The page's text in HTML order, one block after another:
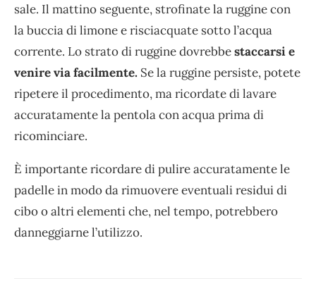
sale. Il mattino seguente, strofinate la ruggine con
la buccia di limone e risciacquate sotto l’acqua
corrente. Lo strato di ruggine dovrebbestaccarsi e
venire via facilmente. Se la ruggine persiste, potete
ripetere il procedimento, ma ricordate di lavare
accuratamente la pentola con acqua prima di
ricominciare.
È importante ricordare di pulire accuratamente le
padelle in modo da rimuovere eventuali residui di
cibo o altri elementi che, nel tempo, potrebbero
danneggiarne l’utilizzo.